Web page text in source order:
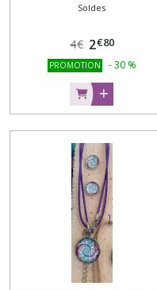
Soldes
4€ 2€80
PROMOTION -30 %